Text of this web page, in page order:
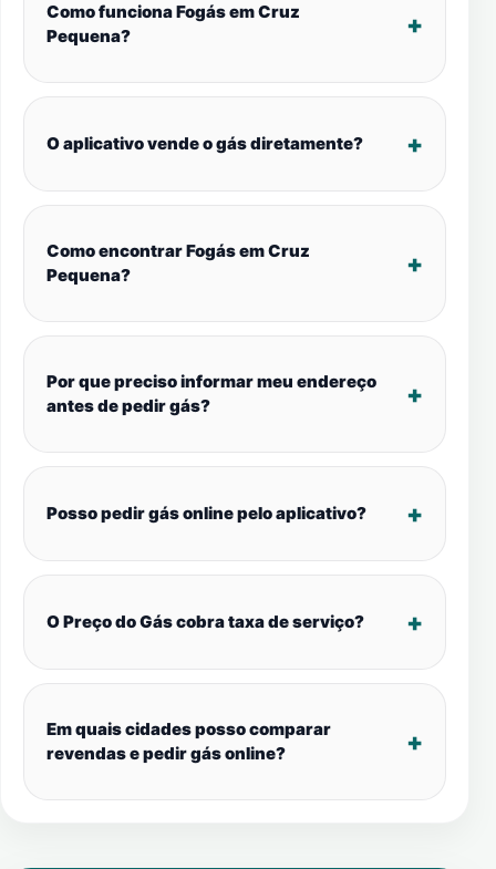
Como funciona Fogás em Cruz
Pequena?
O aplicativo vende o gás diretamente?
Como encontrar Fogás em Cruz
Pequena?
Por que preciso informar meu endereço
antes de pedir gás?
Posso pedir gás online pelo aplicativo?
O Preço do Gás cobra taxa de serviço?
Em quais cidades posso comparar
revendas e pedir gás online?